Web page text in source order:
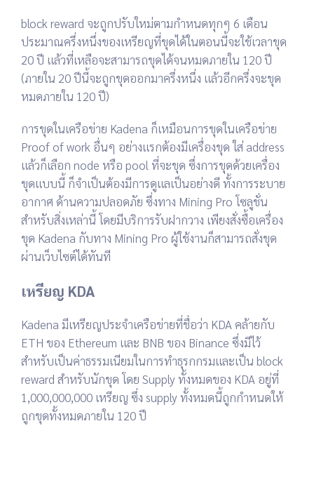
block reward จะถูกปรับใหม่ตามกำหนดทุกๆ 6 เดือน
ประมาณครึ่งหนึ่งของเหรียญที่ขุดได้ในตอนนี้จะใช้เวลาขุด
20 ปี แล้วที่เหลือจะสามารถขุดได้จนหมดภายใน 120 ปี
(ภายใน 20 ปีนี้จะถูกขุดออกมาครึ่งหนึ่ง แล้วอีกครึ่งจะขุด
หมดภายใน 120 ปี)
การขุดในเครือข่าย Kadena ก็เหมือนการขุดในเครือข่าย
Proof of work อื่นๆ อย่างแรกต้องมีเครื่องขุด ใส่ address
แล้วก็เลือก node หรือ pool ที่จะขุด ซึ่งการขุดด้วยเครื่อง
ขุดแบบนี้ ก็จำเป็นต้องมีการดูแลเป็นอย่างดี ทั้งการระบาย
อากาศ ด้านความปลอดภัย ซึ่งทาง Mining Pro โซลูชั่น
สำหรับสิ่งเหล่านี้ โดยมีบริการรับฝากวาง เพียงสั่งซื้อเครื่อง
ขุด Kadena กับทาง Mining Pro ผู้ใช้งานก็สามารถสั่งขุด
ผ่านเว็บไซต์ได้ทันที
เหรียญ KDA
Kadena มีเหรียญประจำเครือข่ายที่ชื่อว่า KDA คล้ายกับ
ETH ของ Ethereum และ BNB ของ Binance ซึ่งมีไว้
สำหรับเป็นค่าธรรมเนียมในการทำธุรกกรมและเป็น block
reward สำหรับนักขุด โดย Supply ทั้งหมดของ KDA อยู่ที่
1,000,000,000 เหรียญ ซึ่ง supply ทั้งหมดนี้ถูกกำหนดให้
ถูกขุดทั้งหมดภายใน 120 ปี